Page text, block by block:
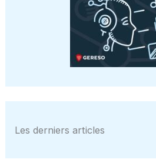
Les derniers articles